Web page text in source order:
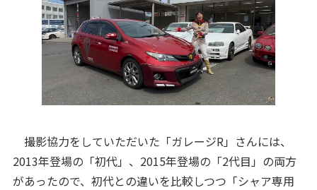
撮影協力をしていただいた「ガレージR」さんには、
2013年登場の「初代」、2015年登場の「2代目」の両方
があったので、初代との違いを比較しつつ「シャア専用